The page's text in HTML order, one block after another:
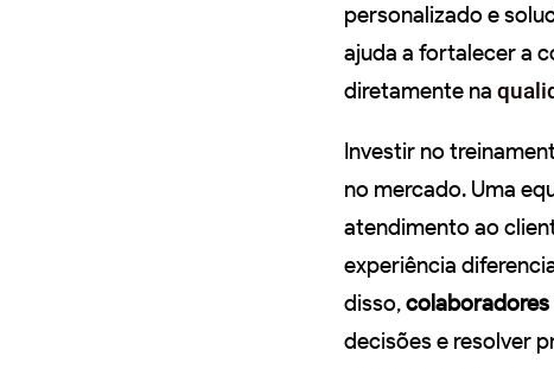
personalizado e
ajuda a fortalecer a
diretamente na
Investir no
no mercado. Uma
atendimento ao
experiência
disso,colaboradores
decisões e resolver